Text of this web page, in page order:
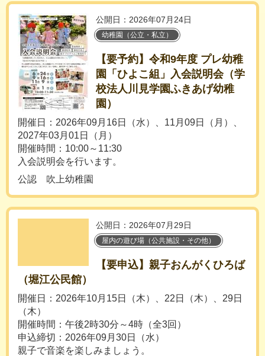
公開日：2026年07月24日
幼稚園（公立・私立）
【要予約】令和9年度 プレ幼稚
園「ひよこ組」入会説明会（学
校法人川見学園ふきあげ幼稚
園）
開催日：2026年09月16日（水）、11月09日（月）、
2027年03月01日（月）
開催時間：10:00～11:30
入会説明会を行います。
公認 吹上幼稚園
公開日：2026年07月29日
屋内の遊び場（公共施設・その他）
【要申込】親子おんがくひろば
（堀江公民館）
開催日：2026年10月15日（木）、22日（木）、29日
（木）
開催時間：午後2時30分～4時（全3回）
申込締切：2026年09月30日（水）
親子で音楽を楽しみましょう。